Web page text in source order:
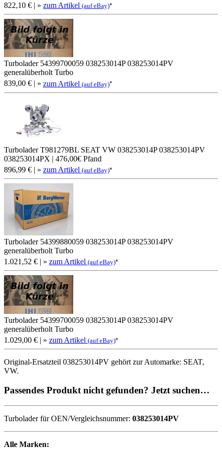
822,10 € | » zum Artikel (auf eBay)*
Turbolader 54399700059 038253014P 038253014PV
generalüberholt Turbo
839,00 € | » zum Artikel (auf eBay)*
Turbolader T981279BL SEAT VW 038253014P 038253014PV
038253014PX | 476,00€ Pfand
896,99 € | » zum Artikel (auf eBay)*
Turbolader 54399880059 038253014P 038253014PV
generalüberholt Turbo
1.021,52 € | » zum Artikel (auf eBay)*
Turbolader 54399700059 038253014P 038253014PV
generalüberholt Turbo
1.029,00 € | » zum Artikel (auf eBay)*
Original-Ersatzteil 038253014PV gehört zur Automarke: SEAT,
VW.
Passendes Produkt nicht gefunden? Jetzt suchen…
Turbolader für OEN/Vergleichsnummer: 038253014PV
Alle Marken: